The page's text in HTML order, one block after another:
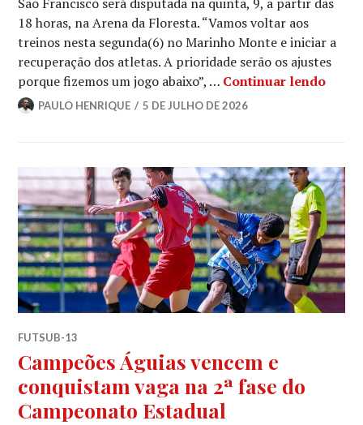
18 horas, na Arena da Floresta. “Vamos voltar aos
treinos nesta segunda(6) no Marinho Monte e iniciar a
recuperação dos atletas. A prioridade serão os ajustes
porque fizemos um jogo abaixo”, … Continuar lendo
PAULO HENRIQUE 5 DE JULHO DE 2026
FUTSUB-13
Campeões Águias vencem e
conquistam vaga na 2ª fase do
Campeonato Estadual